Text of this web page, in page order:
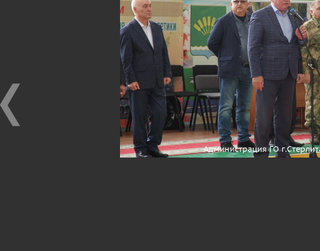
Территориальные органы и представительства
Актуальная информация Открытые данные
Строительство
Жилищно-коммунальное хозяйство
Инвестиционная привлекательность